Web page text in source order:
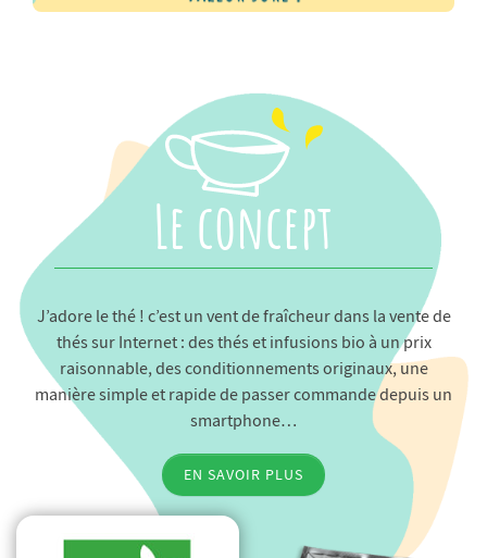
Le concept
J’adore le thé ! c’est un vent de fraîcheur dans la vente de
thés sur Internet : des thés et infusions bio à un prix
raisonnable, des conditionnements originaux, une
manière simple et rapide de passer commande depuis un
smartphone…
EN SAVOIR PLUS